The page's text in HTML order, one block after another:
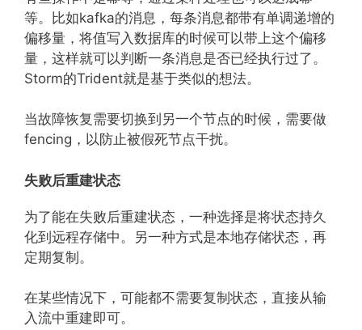
等。比如kafka的消息，每条消息都带有单调递增的
偏移量，将值写入数据库的时候可以带上这个偏移
量，这样就可以判断一条消息是否已经执行过了。
Storm的Trident就是基于类似的想法。
当故障恢复需要切换到另一个节点的时候，需要做
fencing，以防止被假死节点干扰。
失败后重建状态
为了能在失败后重建状态，一种选择是将状态持久
化到远程存储中。另一种方式是本地存储状态，再
定期复制。
在某些情况下，可能都不需要复制状态，直接从输
入流中重建即可。